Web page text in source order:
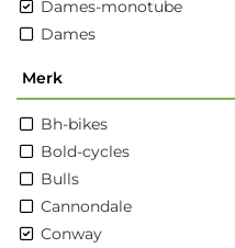
Dames-monotube
Dames
Merk
Bh-bikes
Bold-cycles
Bulls
Cannondale
Conway